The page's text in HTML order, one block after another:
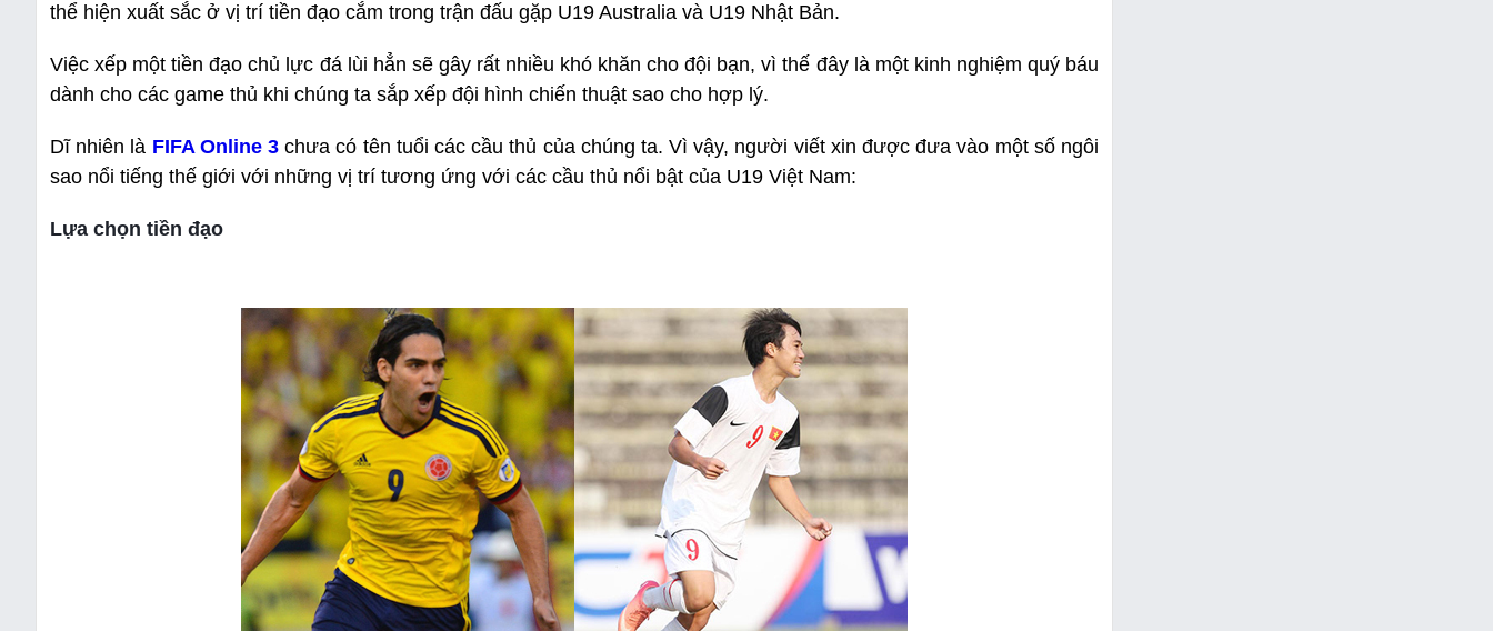
thể hiện xuất sắc ở vị trí tiền đạo cắm trong trận đấu gặp U19 Australia và U19 Nhật Bản.
Việc xếp một tiền đạo chủ lực đá lùi hẳn sẽ gây rất nhiều khó khăn cho đội bạn, vì thế đây là một kinh nghiệm quý báu
dành cho các game thủ khi chúng ta sắp xếp đội hình chiến thuật sao cho hợp lý.
Dĩ nhiên là FIFA Online 3chưa có tên tuổi các cầu thủ của chúng ta. Vì vậy, người viết xin được đưa vào một số ngôi
sao nổi tiếng thế giới với những vị trí tương ứng với các cầu thủ nổi bật của U19 Việt Nam:
Lựa chọn tiền đạo